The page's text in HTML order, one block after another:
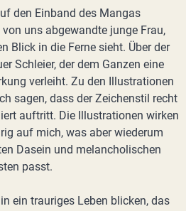
den Einband des Mangas
uns abgewandte junge Frau,
Blick in die Ferne sieht. Über der
Schleier, der dem Ganzen eine
verleiht. Zu den Illustrationen
sagen, dass der Zeichenstil recht
auftritt. Die Illustrationen wirken
auf mich, was aber wiederum
Dasein und melancholischen
passt.
ein trauriges Leben blicken, das